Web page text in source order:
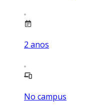
2 anos
No campus